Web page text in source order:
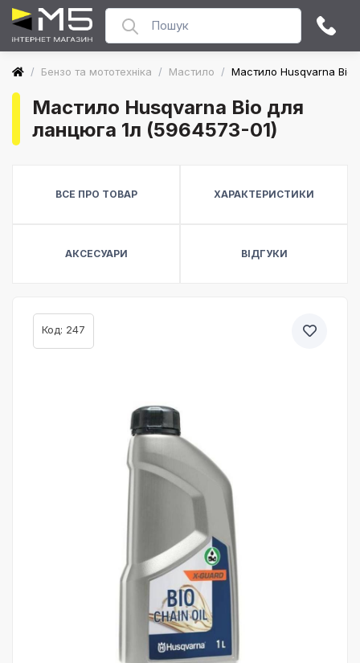
/ Бензо та мототехніка / Мастило / Мастило Husqvarna Bio
Мастило Husqvarna Bio для
ланцюга 1л (5964573-01)
ВСЕ ПРО ТОВАР ХАРАКТЕРИСТИКИ
АКСЕСУАРИ ВІДГУКИ
Код: 247